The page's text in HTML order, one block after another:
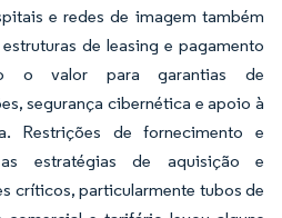
e redes de imagem também
de leasing e pagamento
o valor para garantias de
segurança cibernética e apoio à
Restrições de fornecimento e
estratégias de aquisição e
críticos, particularmente tubos de